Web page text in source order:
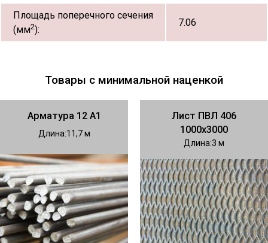
Площадь поперечного сечения
(мм2):
7.06
Товары с минимальной наценкой
Арматура 12 А1
Длина 11,7
Лист ПВЛ 406
1000х3000
Длина 3